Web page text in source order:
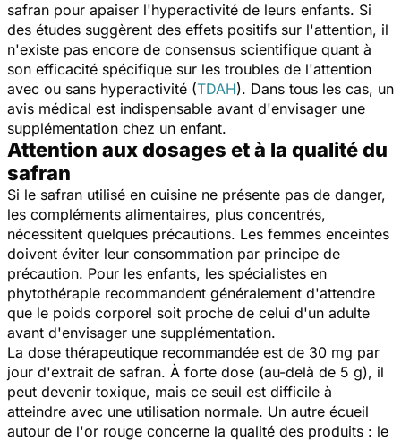
safran pour apaiser l'hyperactivité de leurs enfants. Si
des études suggèrent des effets positifs sur l'attention, il
n'existe pas encore de consensus scientifique quant à
son efficacité spécifique sur les troubles de l'attention
avec ou sans hyperactivité (TDAH). Dans tous les cas, un
avis médical est indispensable avant d'envisager une
supplémentation chez un enfant.
Attention aux dosages et à la qualité du
safran
Si le safran utilisé en cuisine ne présente pas de danger,
les compléments alimentaires, plus concentrés,
nécessitent quelques précautions. Les femmes enceintes
doivent éviter leur consommation par principe de
précaution. Pour les enfants, les spécialistes en
phytothérapie recommandent généralement d'attendre
que le poids corporel soit proche de celui d'un adulte
avant d'envisager une supplémentation.
La dose thérapeutique recommandée est de 30 mg par
jour d'extrait de safran. À forte dose (au-delà de 5 g), il
peut devenir toxique, mais ce seuil est difficile à
atteindre avec une utilisation normale. Un autre écueil
autour de l'or rouge concerne la qualité des produits : le